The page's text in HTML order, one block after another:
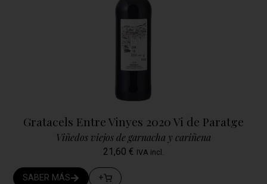
Gratacels Entre Vinyes 2020 Vi de Paratge
Viñedos viejos de garnacha y cariñena
21,60 € IVA incl.
SABER MÁS +